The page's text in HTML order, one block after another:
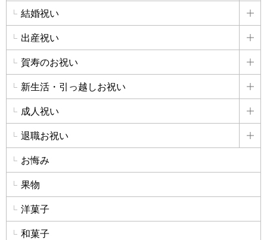
結婚祝い
詳
出産祝い
詳
賀寿のお祝い
詳
新生活・引っ越しお祝い
詳
成人祝い
詳
退職お祝い
詳
お悔み
果物
洋菓子
和菓子